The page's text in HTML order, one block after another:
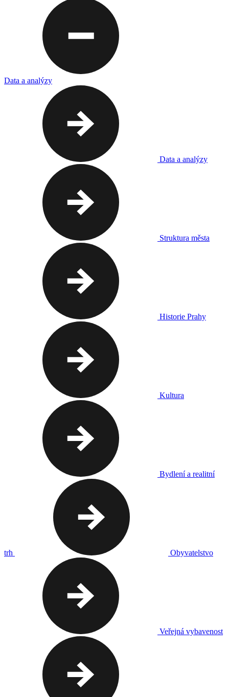
Data a analýzy
Data a analýzy
Struktura města
Historie Prahy
Kultura
Bydlení a realitní
trh Obyvatelstvo
Veřejná vybavenost